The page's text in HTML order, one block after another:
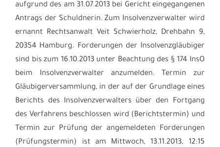
aufgrund des am 31.07.2013 bei Gericht eingegangenen
Antrags der Schuldnerin. Zum Insolvenzverwalter wird
ernannt Rechtsanwalt Veit Schwierholz, Drehbahn 9,
20354 Hamburg. Forderungen der Insolvenzgläubiger
sind bis zum 16.10.2013 unter Beachtung des § 174 InsO
beim Insolvenzverwalter anzumelden. Termin zur
Gläubigerversammlung, in der auf der Grundlage eines
Berichts des Insolvenzverwalters über den Fortgang
des Verfahrens beschlossen wird (Berichtstermin) und
Termin zur Prüfung der angemeldeten Forderungen
(Prüfungstermin) ist am Mittwoch, 13.11.2013, 12:15